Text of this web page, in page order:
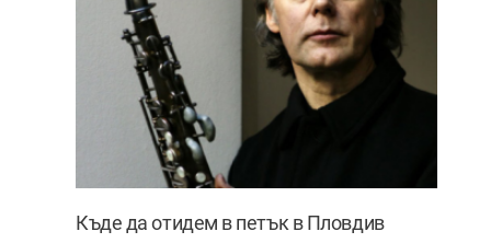
Къде да отидем в петък в Пловдив